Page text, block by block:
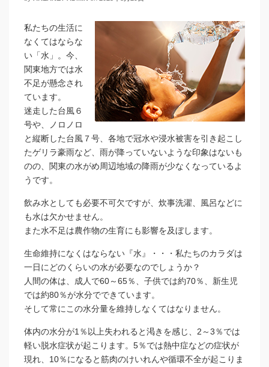
私たちの生活に
なくてはならな
い「水」。今、
関東地方では水
不足が懸念され
ています。
迷走した台風６
号や、ノロノロ
と縦断した台風７号、各地で冠水や浸水被害を引き起こし
たゲリラ豪雨など、雨が降っていないような印象はないも
のの、関東の水がめ周辺地域の降雨が少なくなっているよ
うです。
飲み水としても必要不可欠ですが、炊事洗濯、風呂などに
も水は欠かせません。
また水不足は農作物の生育にも影響を及ぼします。
生命維持になくはならない『水』・・・私たちのカラダは
一日にどのくらいの水が必要なのでしょうか？
人間の体は、成人で60～65％、子供では約70％、新生児
では約80％が水分でできています。
そして常にこの水分量を維持しなくてはなりません。
体内の水分が1％以上失われると渇きを感じ、2～3％では
軽い脱水症状が起こります。5％では熱中症などの症状が
現れ、10％になると筋肉のけいれんや循環不全が起こりま